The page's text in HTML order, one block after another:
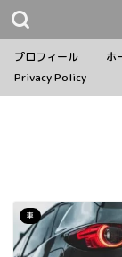
プロフィール
Privacy Policy
ホ
車